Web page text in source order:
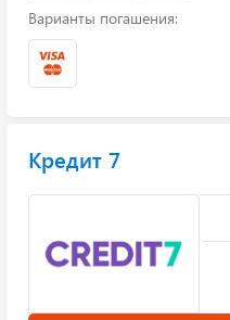
Варианты погашения:
Кредит 7